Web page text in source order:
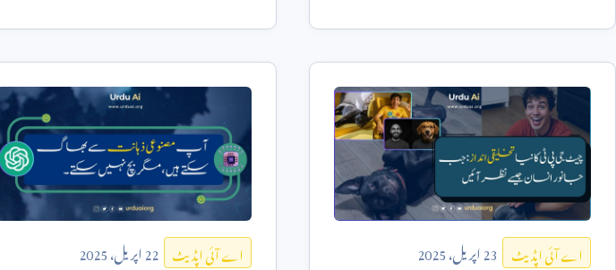
اے آئی اپڈیٹ 23اپریل،2025 اے آئی اپڈیٹ 22اپریل،2025